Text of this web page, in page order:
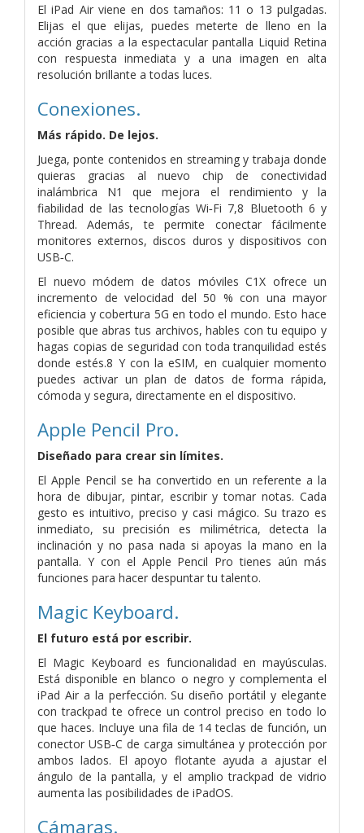
El iPad Air viene en dos tamaños: 11 o 13 pulgadas.
Elijas el que elijas, puedes meterte de lleno en la
acción gracias a la espectacular pantalla Liquid Retina
con respuesta inmediata y a una imagen en alta
resolución brillante a todas luces.
Conexiones.
Más rápido. De lejos.
Juega, ponte contenidos en streaming y trabaja donde
quieras gracias al nuevo chip de conectividad
inalámbrica N1 que mejora el rendi­miento y la
fiabilidad de las tecnologías Wi‑Fi 7,8 Bluetooth 6 y
Thread. Además, te permite conectar fácilmente
monitores externos, discos duros y dispositivos con
USB‑C.
El nuevo módem de datos móviles C1X ofrece un
incremento de velocidad del 50 % con una mayor
eficiencia y cobertura 5G en todo el mundo. Esto hace
posible que abras tus archivos, hables con tu equipo y
hagas copias de seguridad con toda tranquilidad estés
donde estés.8 Y con la eSIM, en cualquier momento
puedes activar un plan de datos de forma rápida,
cómoda y segura, directamente en el dispositivo.
Apple Pencil Pro.
Diseñado para crear sin límites.
El Apple Pencil se ha convertido en un referente a la
hora de dibujar, pintar, escribir y tomar notas. Cada
gesto es intuitivo, preciso y casi mágico. Su trazo es
inmediato, su precisión es milimétrica, detecta la
inclinación y no pasa nada si apoyas la mano en la
pantalla. Y con el Apple Pencil Pro tienes aún más
funciones para hacer despuntar tu talento.
Magic Keyboard.
El futuro está por escribir.
El Magic Keyboard es funcionalidad en mayúsculas.
Está disponible en blanco o negro y complementa el
iPad Air a la perfección. Su diseño portátil y elegante
con trackpad te ofrece un control preciso en todo lo
que haces. Incluye una fila de 14 teclas de función, un
conector USB‑C de carga simultánea y protección por
ambos lados. El apoyo flotante ayuda a ajustar el
ángulo de la pantalla, y el amplio trackpad de vidrio
aumenta las posibili­dades de iPadOS.
Cámaras.